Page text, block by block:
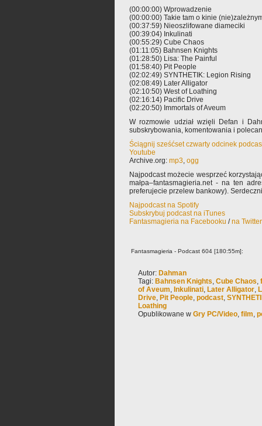
(00:00:00) Wprowadzenie
(00:00:00) Takie tam o kinie
(00:37:59) Nieoszlifowane diameciki
(00:39:04) Inkulinati
(00:55:29) Cube Chaos
(01:11:05) Bahnsen Knights
(01:28:50) Lisa: The Painful
(01:58:40) Pit People
(02:02:49) SYNTHETIK: Legion Rising
(02:08:49) Later Alligator
(02:10:50) West of Loathing
(02:16:14) Pacific Drive
(02:20:50) Immortals of Aveum
W rozmowie udział wzięli Defan i
subskrybowania, komentowania i
Ściągnij sześćset czwarty odcinek
Youtube
Archive.org: mp3, ogg
Najpodcast możecie wesprzeć
małpa–fantasmagieria.net - na ten
preferujecie przelew bankowy).
Najpodcast na Spotify
Subskrybuj podcast na iTunes
Fantasmagieria na Facebooku /na
Fantasmagieria - Podcast 604 [180:55m]:
Autor: Dahman
Tagi: Bahnsen Knights, Cube Chaos,
of Aveum, Inkulinati, Later Alligator,
Drive, Pit People, podcast,
Loathing
Opublikowane w Gry PC/Video, film,